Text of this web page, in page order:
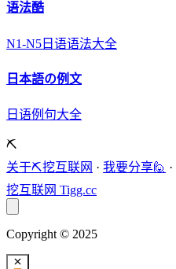
语法酷
N1-N5日语语法大全
日本語の例文
日语例句大全
⛏️
关于⛏️挖互联网 · 我要分享🙋 ·
挖互联网 Tigg.cc
Copyright © 2025